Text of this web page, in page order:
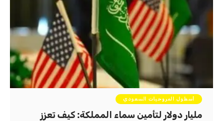
أسطول المروحيات السعودي
مليار دولار لتأمين سماء المملكة: كيف تعزز